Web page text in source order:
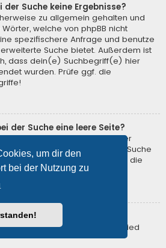
um dir den
bei der Nutzung zu
Suche keine Ergebnisse?
zu allgemein gehalten und
welche von phpBB nicht
spezifischere Anfrage und benutze
Suche bietet. Außerdem ist
dass dein(e) Suchbegriff(e) hier
wurden. Prüfe ggf. die
der Suche eine leere Seite?
Ergebnisse, somit konnte der
Benutze die erweiterte Suche
ein oder beschränke die
Unterforen.
suchen?
klicke auf „Nach einem Mitglied